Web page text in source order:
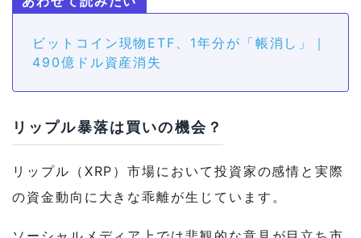
ビットコイン現物ETF、1年分が「帳消し」｜
490億ドル資産消失
リップル暴落は買いの機会？
リップル（XRP）市場において投資家の感情と実際
の資金動向に大きな乖離が生じています。